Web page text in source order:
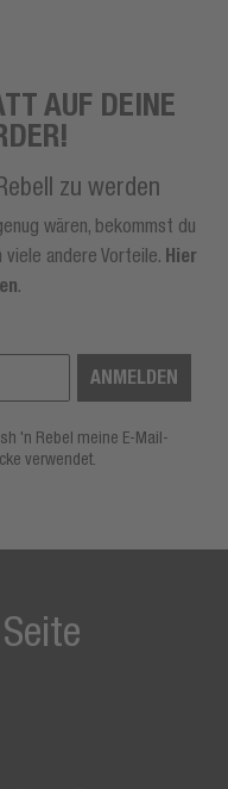
AUF DEINE
zu werden
wären, bekommst du
viele andere Vorteile. Hier
.
ANMELDEN
'n Rebel meine E-Mail-
verwendet.